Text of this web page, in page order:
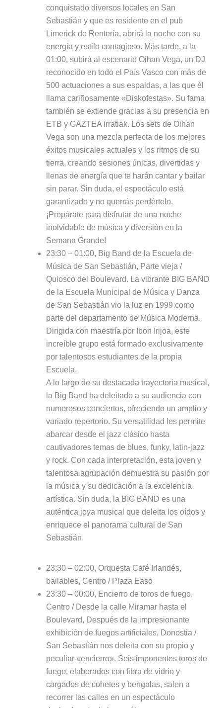
conquistado diversos locales en San
Sebastián y que es residente en el pub
Limerick de Rentería, abrirá la noche con su
energía y estilo contagioso. Más tarde, a la
01:00, subirá al escenario Oihan Vega, un DJ
reconocido en todo el País Vasco con más de
500 actuaciones a sus espaldas, a las que él
llama cariñosamente «Diskofestas». Su fama
también se extiende gracias a su presencia en
ETB y GAZTEA irratiak. Los sets de Oihan
Vega son una mezcla perfecta de los mejores
éxitos musicales actuales y los ritmos de su
tierra, creando sesiones únicas, divertidas y
llenas de energía que te harán cantar y bailar
sin parar. Sin duda, el espectáculo está
garantizado y no querrás perdértelo.
¡Prepárate para disfrutar de una noche
inolvidable de música y diversión en la
Semana Grande!
23:30 – 01:00, Big Band de la Escuela de
Música de San Sebastián, Parte vieja /
Quiosco del Boulevard. La vibrante BIG BAND
de la Escuela Municipal de Música y Danza
de San Sebastián vio la luz en 1999 como
parte del departamento de Música Moderna.
Dirigida con maestría por Ibon Irijoa, este
increíble grupo está formado exclusivamente
por talentosos estudiantes de la propia
Escuela.
A lo largo de su destacada trayectoria musical,
la Big Band ha deleitado a su audiencia con
numerosos conciertos, ofreciendo un amplio y
variado repertorio. Su versatilidad les permite
abarcar desde el jazz clásico hasta
cautivadores temas de blues, funky, latin-jazz
y rock. Con cada interpretación, esta joven y
talentosa agrupación demuestra su pasión por
la música y su dedicación a la excelencia
artística. Sin duda, la BIG BAND es una
auténtica joya musical que deleita los oídos y
enriquece el panorama cultural de San
Sebastián.
23:30 – 02:00, Orquesta Café Irlandés,
bailables, Centro / Plaza Easo
23:30 – 00:00, Encierro de toros de fuego,
Centro / Desde la calle Miramar hasta el
Boulevard, Después de la impresionante
exhibición de fuegos artificiales, Donostia /
San Sebastián nos deleita con su propio y
peculiar «encierro». Seis imponentes toros de
fuego, elaborados con fibra de vidrio y
cargados de cohetes y bengalas, salen a
recorrer las calles en un espectáculo